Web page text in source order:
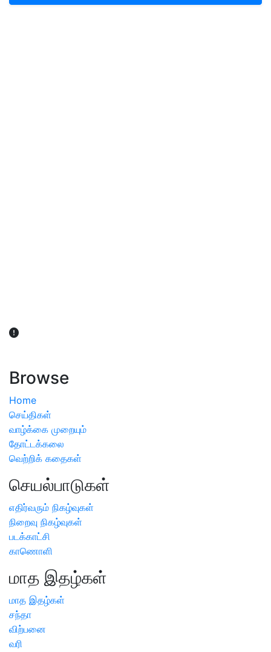
Browse
Home
செய்திகள்
வாழ்க்கை முறையும்
தோட்டக்கலை
வெற்றிக் கதைகள்
செயல்பாடுகள்
எதிர்வரும் நிகழ்வுகள்
நிறைவு நிகழ்வுகள்
படக்காட்சி
காணொளி
மாத இதழ்கள்
மாத இதழ்கள்
சந்தா
விற்பனை
வரி